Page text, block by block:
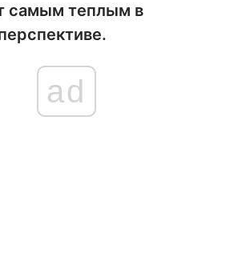
самым теплым в
ad